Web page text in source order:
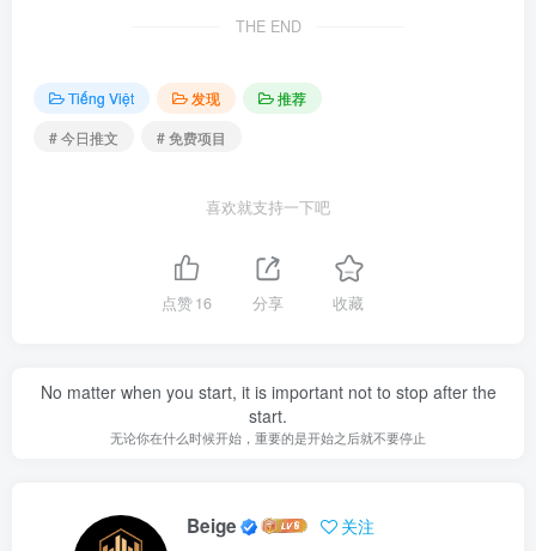
THE END
Tiếng Việt 发现
推荐
# 今日推文
# 免费项目
喜欢就支持一下吧
点赞16 分享 收藏
No matter when you start, it is important not to stop after the
start.
无论你在什么时候开始，重要的是开始之后就不要停止
Beige 关注